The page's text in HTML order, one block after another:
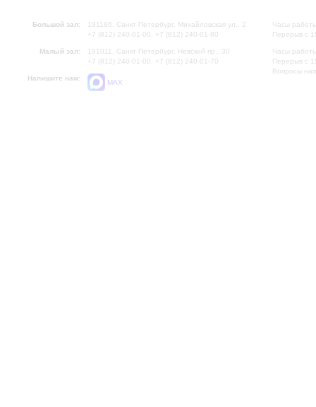
Большой зал:
191186, Санкт-Петербург, Михайловская ул., 2
+7 (812) 240-01-00, +7 (812) 240-01-80
Малый зал:
191011, Санкт-Петербург, Невский пр., 30
+7 (812) 240-01-00, +7 (812) 240-01-70
Напишите нам:
MAX
Часы
Перерыв с
Часы
Перерыв с
Вопросы